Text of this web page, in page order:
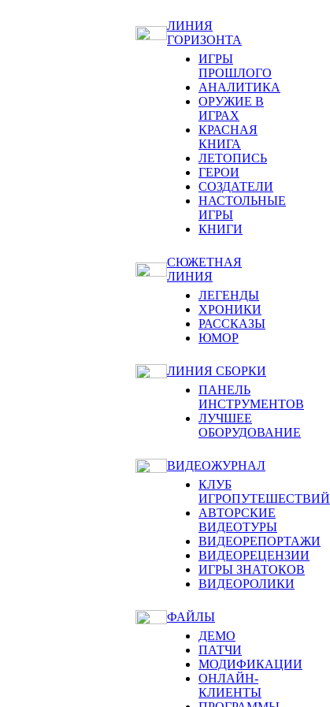
ЛИНИЯ
ГОРИЗОНТА
ИГРЫ
ПРОШЛОГО
АНАЛИТИКА
ОРУЖИЕ В
ИГРАХ
КРАСНАЯ
КНИГА
ЛЕТОПИСЬ
ГЕРОИ
СОЗДАТЕЛИ
НАСТОЛЬНЫЕ
ИГРЫ
КНИГИ
СЮЖЕТНАЯ
ЛИНИЯ
ЛЕГЕНДЫ
ХРОНИКИ
РАССКАЗЫ
ЮМОР
ЛИНИЯ СБОРКИ
ПАНЕЛЬ
ИНСТРУМЕНТОВ
ЛУЧШЕЕ
ОБОРУДОВАНИЕ
ВИДЕОЖУРНАЛ
КЛУБ
ИГРОПУТЕШЕСТВИЙ
АВТОРСКИЕ
ВИДЕОТУРЫ
ВИДЕОРЕПОРТАЖИ
ВИДЕОРЕЦЕНЗИИ
ИГРЫ ЗНАТОКОВ
ВИДЕОРОЛИКИ
ФАЙЛЫ
ДЕМО
ПАТЧИ
МОДИФИКАЦИИ
ОНЛАЙН-
КЛИЕНТЫ